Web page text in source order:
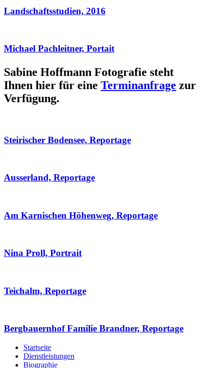
Landschaftsstudien, 2016
Michael Pachleitner, Portait
Sabine Hoffmann Fotografie steht
Ihnen hier für eine Terminanfrage zur
Verfügung.
Steirischer Bodensee, Reportage
Ausserland, Reportage
Am Karnischen Höhenweg, Reportage
Nina Proll, Portrait
Teichalm, Reportage
Bergbauernhof Familie Brandner, Reportage
Startseite
Dienstleistungen
Biographie